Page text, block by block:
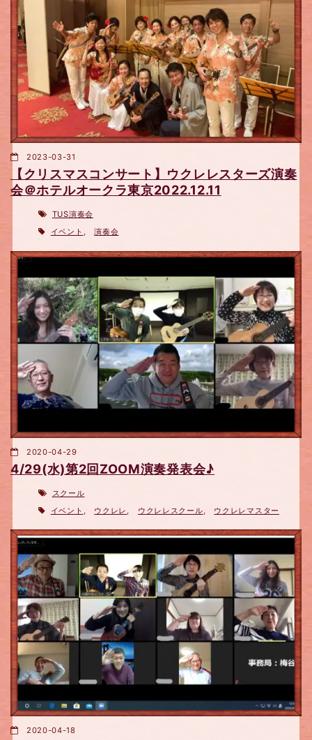
2023-03-31
【クリスマスコンサート】ウクレレスターズ演奏
会＠ホテルオークラ東京2022.12.11
TUS演奏会
イベント , 演奏会
2020-04-29
4/29(水)第2回ZOOM演奏発表会♪
スクール
イベント , ウクレレ , ウクレレスクール, ウクレレマスター
2020-04-18